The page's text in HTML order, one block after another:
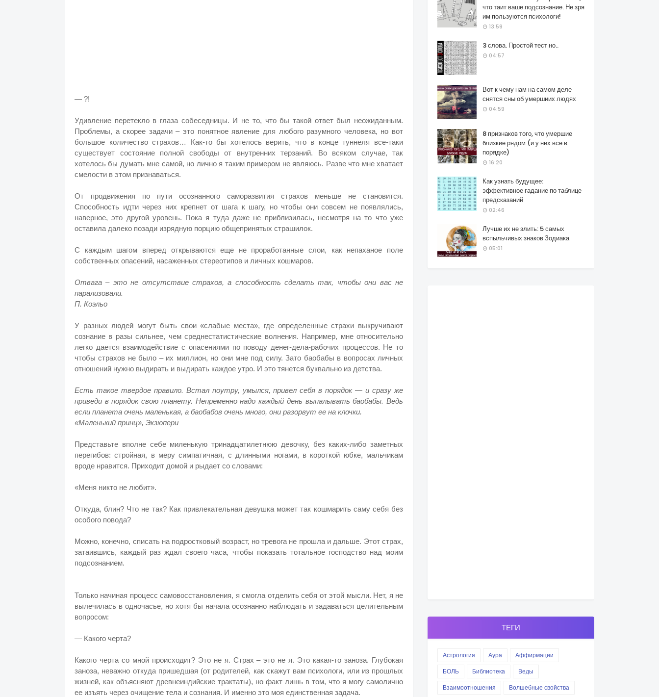
— ?!
Удивление перетекло в глаза собеседницы. И не то, что бы такой ответ был неожиданным.
Проблемы, а скорее задачи – это понятное явление для любого разумного человека, но вот
большое количество страхов… Как-то бы хотелось верить, что в конце туннеля все-таки
существует состояние полной свободы от внутренних терзаний. Во всяком случае, так
хотелось бы думать мне самой, но лично я таким примером не являюсь. Разве что мне хватает
смелости в этом признаваться.
От продвижения по пути осознанного саморазвития страхов меньше не становится.
Способность идти через них крепнет от шага к шагу, но чтобы они совсем не появлялись,
наверное, это другой уровень. Пока я туда даже не приблизилась, несмотря на то что уже
оставила далеко позади изрядную порцию общепринятых страшилок.
С каждым шагом вперед открываются еще не проработанные слои, как непаханое поле
собственных опасений, насаженных стереотипов и личных кошмаров.
Отвага – это не отсутствие страхов, а способность сделать так, чтобы они вас не
парализовали.
П. Коэльо
У разных людей могут быть свои «слабые места», где определенные страхи выкручивают
сознание в разы сильнее, чем среднестатистические волнения. Например, мне относительно
легко дается взаимодействие с опасениями по поводу денег-дела-рабочих процессов. Не то
чтобы страхов не было – их миллион, но они мне под силу. Зато баобабы в вопросах личных
отношений нужно выдирать и выдирать каждое утро. И это тянется буквально из детства.
Есть такое твердое правило. Встал поутру, умылся, привел себя в порядок — и сразу же
приведи в порядок свою планету. Непременно надо каждый день выпалывать баобабы. Ведь
если планета очень маленькая, а баобабов очень много, они разорвут ее на клочки.
«Маленький принц», Экзюпери
Представьте вполне себе миленькую тринадцатилетнюю девочку, без каких-либо заметных
перегибов: стройная, в меру симпатичная, с длинными ногами, в короткой юбке, мальчикам
вроде нравится. Приходит домой и рыдает со словами:
«Меня никто не любит».
Откуда, блин? Что не так? Как привлекательная девушка может так кошмарить саму себя без
особого повода?
Можно, конечно, списать на подростковый возраст, но тревога не прошла и дальше. Этот страх,
затаившись, каждый раз ждал своего часа, чтобы показать тотальное господство над моим
подсознанием.
Только начиная процесс самовосстановления, я смогла отделить себя от этой мысли. Нет, я не
вылечилась в одночасье, но хотя бы начала осознанно наблюдать и задаваться целительным
вопросом:
— Какого черта?
Какого черта со мной происходит? Это не я. Страх – это не я. Это какая-то заноза. Глубокая
заноза, неважно откуда пришедшая (от родителей, как скажут вам психологи, или из прошлых
жизней, как объясняют древнеиндийские трактаты), но факт лишь в том, что я могу самолично
ее изъять через очищение тела и сознания. И именно это моя единственная задача.
что таит ваше подсознание. Не зря
им пользуются психологи!
13:59
3 слова. Простой тест но..
04:57
Вот к чему нам на самом деле
снятся сны об умершиих людях
04:59
8 признаков того, что умершие
близкие рядом (и у них все в
порядке)
16:20
Как узнать будущее:
эффективное гадание по таблице
предсказаний
02:46
Лучше их не злить: 5 самых
вспыльчивых знаков Зодиака
05:01
ТЕГИ
Астрология Аура
Аффирмации
БОЛЬ
Библиотека
Веды
Взаимоотношения
Волшебные свойства